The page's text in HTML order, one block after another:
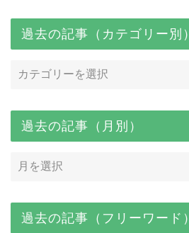
過去の記事（カテゴリー別）
過去の記事（月別）
過去の記事（フリーワード）